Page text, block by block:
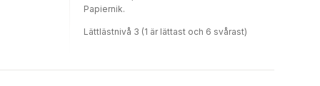
Papiernik.
Lättlästnivå 3 (1 är lättast och 6 svårast)